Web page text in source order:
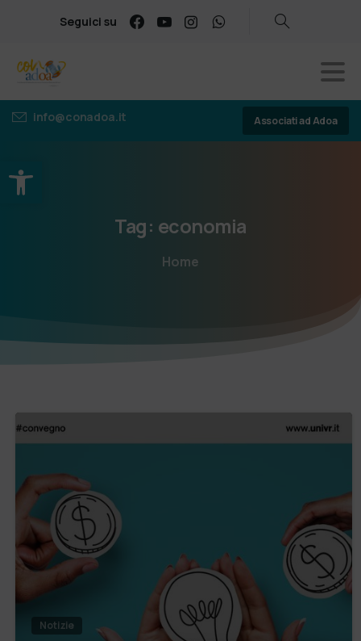
Apri la barra degli strumenti
Seguici su
info@conadoa.it Associati ad Adoa
Tag: economia
Home
Notizie